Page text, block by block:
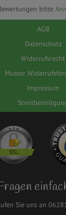
bitte
AGB
Datenschutz
Widerrufsrecht
Muster
Impressum
Sie uns an